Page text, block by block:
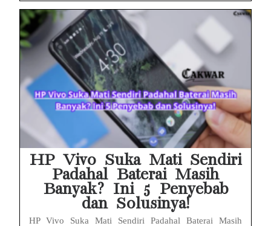
HP Vivo Suka Mati Sendiri
Padahal Baterai Masih
Banyak? Ini 5 Penyebab
dan Solusinya!
HP Vivo Suka Mati Sendiri Padahal Baterai Masih